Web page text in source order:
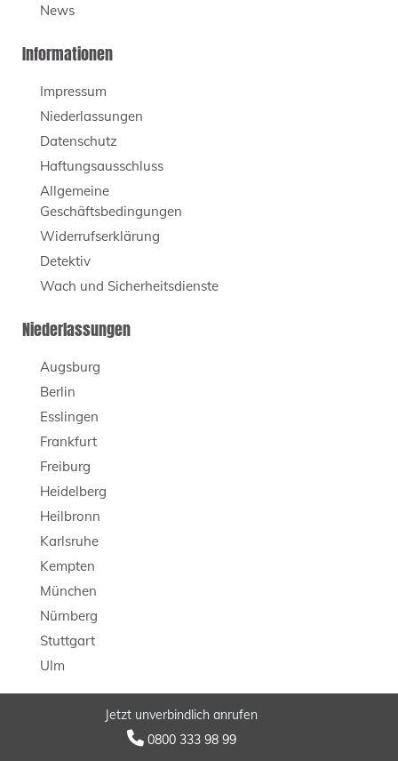
Jetzt unverbindlich anrufen
0800 333 98 99
News
Informationen
Impressum
Niederlassungen
Datenschutz
Haftungsausschluss
Allgemeine
Geschäftsbedingungen
Widerrufserklärung
Detektiv
Wach und Sicherheitsdienste
Niederlassungen
Augsburg
Berlin
Esslingen
Frankfurt
Freiburg
Heidelberg
Heilbronn
Karlsruhe
Kempten
München
Nürnberg
Stuttgart
Ulm
© 2026 LB Detektei